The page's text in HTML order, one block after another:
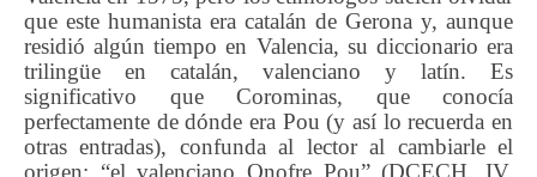
que este humanista era catalán de Gerona y, aunque
residió algún tiempo en Valencia, su diccionario era
trilingüe en catalán, valenciano y latín. Es
significativo que Corominas, que conocía
perfectamente de dónde era Pou (y así lo recuerda en
otras entradas), confunda al lector al cambiarle el
origen: “el valenciano Onofre Pou” (DCECH, IV,